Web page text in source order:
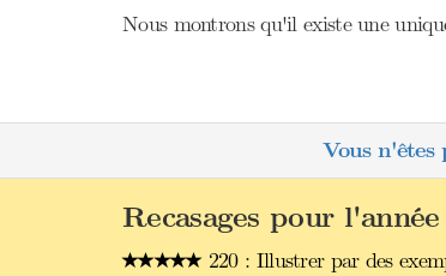
Nous montrons qu'il existe une
Vous n'êtes
Recasages pour
220 : Illustrer par des